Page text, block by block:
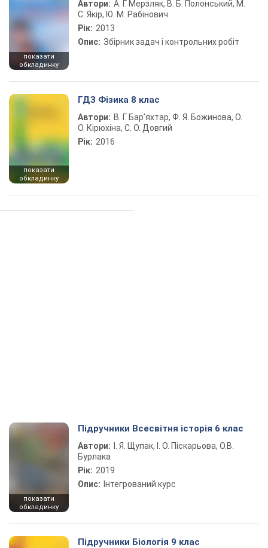
показати
обкладинку
Автори: А. Г. Мерзляк, В. Б. Полонський, М.
С. Якір, Ю. М. Рабінович
Рік: 2013
Опис: Збірник задач і контрольних робіт
показати
обкладинку
ГДЗ Фізика 8 клас
Автори: В. Г. Бар’яхтар, Ф. Я. Божинова, О.
О. Кірюхіна, С. О. Довгий
Рік: 2016
показати
обкладинку
Підручники Всесвітня історія 6 клас
Автори:
І. Я. Щупак, І. О. Піскарьова, О.В.
Бурлака
Рік: 2019
Опис: Інтегрований курс
Підручники Біологія 9 клас